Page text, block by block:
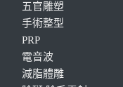
五官雕塑
手術整型
PRP
電音波
減脂體雕